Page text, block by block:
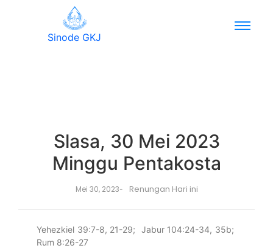
Sinode GKJ
Slasa, 30 Mei 2023
Minggu Pentakosta
Mei 30, 2023- Renungan Hari ini
Yehezkiel 39:7-8, 21-29; Jabur 104:24-34, 35b;
Rum 8:26-27